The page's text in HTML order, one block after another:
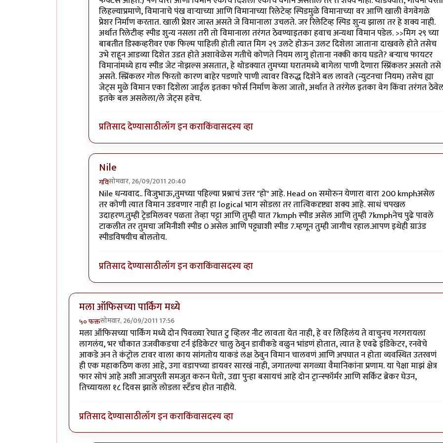
लिहल्याप्रमाणे, विमानाचे पंख वार्‍याच्या आणि विमानाच्या रिलेटेव्ह स्पिडमुळे विमानाच्या वर आणि खाली वेगवेगळे
प्रेशर निर्माण करतात. खाली प्रेशर जास्त असते जे विमानाला उचलते. जर रिलेटिव्ह स्पिड शुन्य झाला तर हे शक्य नाही.
अर्थात रिलेटीव्ह स्पीड शुन्य नसला तरी तो विमानाला तरंगत ठेवण्याइतका हवाच अन्यथा विमान पडेल. >>मिग २९ च्या
बाबतीत डिस्कव्हरीवर एक फिल्म पाहिली होती त्यात मिग २९ उलटे होऊन उलट दिशेला जाताना दाखवले होते तसेच
उभे राहून आडव्या दिशेत उडत होते अशावेळेस गतीचे कोणते नियम लागु होताना नक्की काय घडते? बर्‍याच फायटर
विमानांमध्ये हाय स्पीड जेट नोझल्स असतात, हे थोडक्यात तुमच्या घरातमध्ये बागेला पाणी देणारा स्प्रिंकलर असतो तसे
असते. स्प्रिंकलर गोल फिरतो कारण बाहेर पडणारे पाणी त्यावर विरुद्ध दिशेने बल लावते (न्युटनचा नियम) तसेच ह्या
जेट्स मुळे विमान एका दिशेला जाईल इतका फोर्स निर्माण केला जातो, अर्थात ते तरंगेल इतका वेग किंवा तरंगत
इतके बल असलेला/ले जेट्स हवेच.
प्रतिसाद देण्यासाठीलॉग इन कराकिंवासदस्य व्हा
Nile
गविसोमवार, 26/09/2011 20:40
In reply toएक शंका. वारा २०० किमी वेगानेbyविजुभाऊ
Nile धन्यवाद.. विजुभाऊ,तुमच्या पहिल्या प्रश्नाचं उत्तर "हो" आहे. Head on समोरुन येणारा वारा 200 kmphअसेल
तर कोणी त्यात विमान उडवणार नाही हा logical भाग सोडला तर तात्विकदृष्ट्या शक्य आहे. साधं चपखल
उदाहरण.तुम्ही ट्रेडमिलवर पळता तेव्हा पट्टा आणि तुम्ही यात 7kmph स्पीड असेल आणि तुम्ही 7kmphनेच पुढे पावले
टाकलीत तर तुमचा जमिनीशी स्पीड 0 असेल आणि पट्ट्याशी स्पीड 7.म्हणून तुम्ही जागीच रहाल.आपण इथेही ग्राउंड
स्पीडविषयीच बोलतोय.
प्रतिसाद देण्यासाठीलॉग इन कराकिंवासदस्य व्हा
मला ऑफिसच्या पार्किंग मध्ये
५० फक्तसोमवार, 26/09/2011 17:56
मला ऑफिसच्या पार्किंग मध्ये दोन पिवळ्या रेघात टु व्हिलर नीट लावता येत नाही, हे वर लिहिलंय ते वाचुनच गरगरायला
लागलंय, भर चौकात उजवीकडचा टर्न इंडिकेटर चालु ठेवुन डावीकडे वळुन भांडणं होतात, त्यात हे एवढे इंडिकेटर, रनवेचे
आकडे अन ते कंट्रोल टावर वाला काय सांगतोय याकडं लक्ष ठेवुन विमान चालवणं आणि अपघात न होता व्यवस्थित उतरवणं
ही एक महाकठिण कला आहे, उगा वडापच्या डायवर सारखं नाही, जगातल्या सगळ्या वैमानिकांना प्रणाम. या पेक्षा माझं क्षेत्र
फार सोपं आहे अशी आजपुरती समजुत करुन घेतो, उद्या पुन्हा बसायचं आहे दोन ट्रान्स्फॉर्मर आणि सर्किट ब्रेकर घेउन,
तिच्यायला १८ दिवस झाले लोडला स्टँडच होत नाहीये.
प्रतिसाद देण्यासाठीलॉग इन कराकिंवासदस्य व्हा